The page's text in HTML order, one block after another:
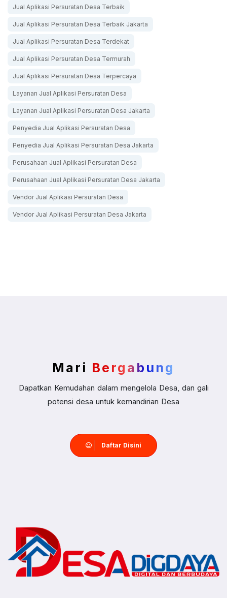
Jual Aplikasi Persuratan Desa Terbaik
Jual Aplikasi Persuratan Desa Terbaik Jakarta
Jual Aplikasi Persuratan Desa Terdekat
Jual Aplikasi Persuratan Desa Termurah
Jual Aplikasi Persuratan Desa Terpercaya
Layanan Jual Aplikasi Persuratan Desa
Layanan Jual Aplikasi Persuratan Desa Jakarta
Penyedia Jual Aplikasi Persuratan Desa
Penyedia Jual Aplikasi Persuratan Desa Jakarta
Perusahaan Jual Aplikasi Persuratan Desa
Perusahaan Jual Aplikasi Persuratan Desa Jakarta
Vendor Jual Aplikasi Persuratan Desa
Vendor Jual Aplikasi Persuratan Desa Jakarta
Mari Bergabung
Dapatkan Kemudahan dalam mengelola Desa, dan gali
potensi desa untuk kemandirian Desa
Daftar Disini